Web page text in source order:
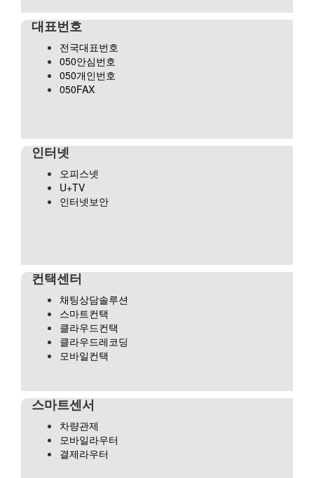
대표번호
전국대표번호
050안심번호
050개인번호
050FAX
인터넷
오피스넷
U+TV
인터넷보안
컨택센터
채팅상담솔루션
스마트컨택
클라우드컨택
클라우드레코딩
모바일컨택
스마트센서
차량관제
모바일라우터
결제라우터